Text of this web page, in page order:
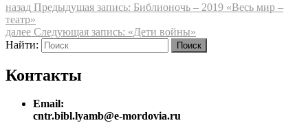
назад Предыдущая запись: Библионочь – 2019 «Весь мир –
театр»
далее Следующая запись: «Дети войны»
Найти:
Поиск
Контакты
Email:
cntr.bibl.lyamb@e-mordovia.ru